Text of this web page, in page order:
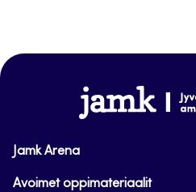
www.jamk.fi
Jamk Arena
Avoimet oppimateriaalit